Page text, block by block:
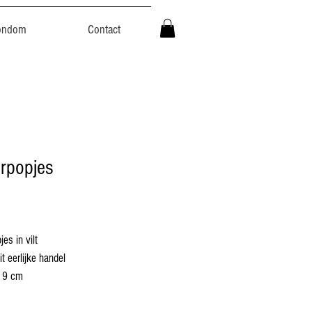
Contact
in vilt
eerlijke handel
9 cm